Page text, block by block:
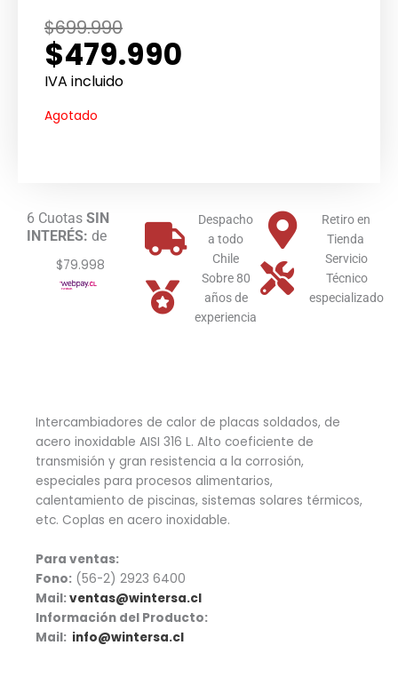
$699.990
El
precio
original
$699.990.
$479.990
El
precio
actual
$479.990.
IVA incluido
Agotado
6 Cuotas SIN
INTERÉS: de
$79.998
Despacho
a todo
Chile
Sobre 80
años de
experiencia
Retiro en
Tienda
Servicio
Técnico
especializado
Intercambiadores de calor de placas soldados, de
acero inoxidable AISI 316 L. Alto coeficiente de
transmisión y gran resistencia a la corrosión,
especiales para procesos alimentarios,
calentamiento de piscinas, sistemas solares térmicos,
etc. Coplas en acero inoxidable.
Para ventas:
Fono: (56-2) 2923 6400
Mail:ventas@wintersa.cl
Información del Producto:
Mail: info@wintersa.cl